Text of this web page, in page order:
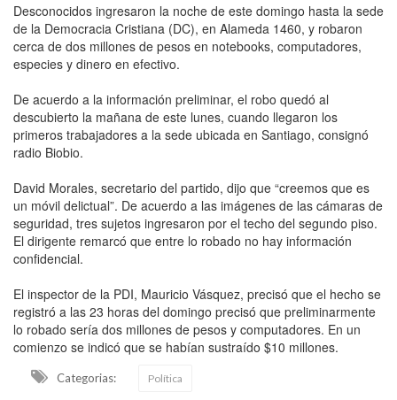
Desconocidos ingresaron la noche de este domingo hasta la sede
de la Democracia Cristiana (DC), en Alameda 1460, y robaron
cerca de dos millones de pesos en notebooks, computadores,
especies y dinero en efectivo.
De acuerdo a la información preliminar, el robo quedó al
descubierto la mañana de este lunes, cuando llegaron los
primeros trabajadores a la sede ubicada en Santiago, consignó
radio Biobio.
David Morales, secretario del partido, dijo que “creemos que es
un móvil delictual”. De acuerdo a las imágenes de las cámaras de
seguridad, tres sujetos ingresaron por el techo del segundo piso.
El dirigente remarcó que entre lo robado no hay información
confidencial.
El inspector de la PDI, Mauricio Vásquez, precisó que el hecho se
registró a las 23 horas del domingo precisó que preliminarmente
lo robado sería dos millones de pesos y computadores. En un
comienzo se indicó que se habían sustraído $10 millones.
Categorias: Política